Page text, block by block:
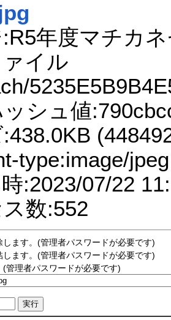
年度マチカ
イル
シュ値
type:image/jpeg
:2023/07/22
数:552
します。(管理者パスワードが必要です)
します。(管理者パスワードが必要です)
管理者パスワードが必要です)